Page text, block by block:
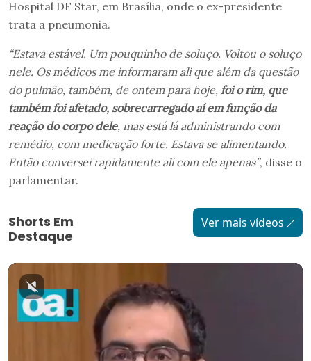
Hospital DF Star, em Brasília, onde o ex-presidente
trata a pneumonia.
“Estava estável. Um pouquinho de soluço. Voltou o soluço
nele. Os médicos me informaram ali que além da questão
do pulmão, também, de ontem para hoje, foi o rim, que
também foi afetado, sobrecarregado aí em função da
reação do corpo dele, mas está lá administrando com
remédio, com medicação forte. Estava se alimentando.
Então conversei rapidamente ali com ele apenas”, disse o
parlamentar.
Shorts Em
Destaque
Ver mais vídeos